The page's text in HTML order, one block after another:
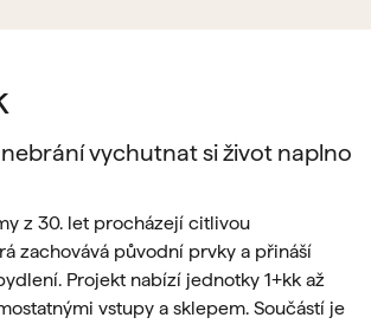
vychutnat si život naplno
z 30. let procházejí citlivou
zachovává původní prvky a přináší
Projekt nabízí jednotky 1+kk až
vstupy a sklepem. Součástí je